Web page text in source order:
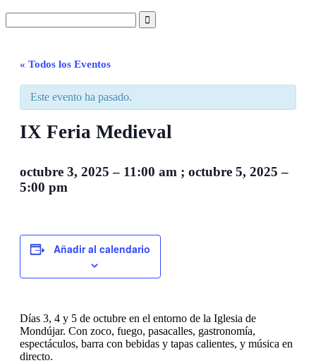
« Todos los Eventos
Este evento ha pasado.
IX Feria Medieval
octubre 3, 2025– 11:00 am ; octubre 5, 2025–
5:00 pm
Añadir al calendario
Días 3, 4 y 5 de octubre en el entorno de la Iglesia de
Mondújar. Con zoco, fuego, pasacalles, gastronomía,
espectáculos, barra con bebidas y tapas calientes, y música en
directo.